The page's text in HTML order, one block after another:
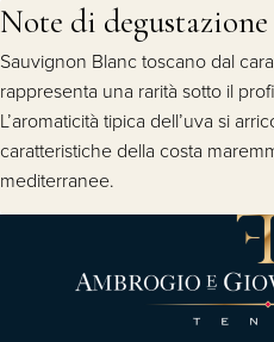
Note di degustazione
Sauvignon Blanc toscano dal
rappresenta una rarità sotto il
L’aromaticità tipica dell’uva si
caratteristiche della costa
mediterranee.